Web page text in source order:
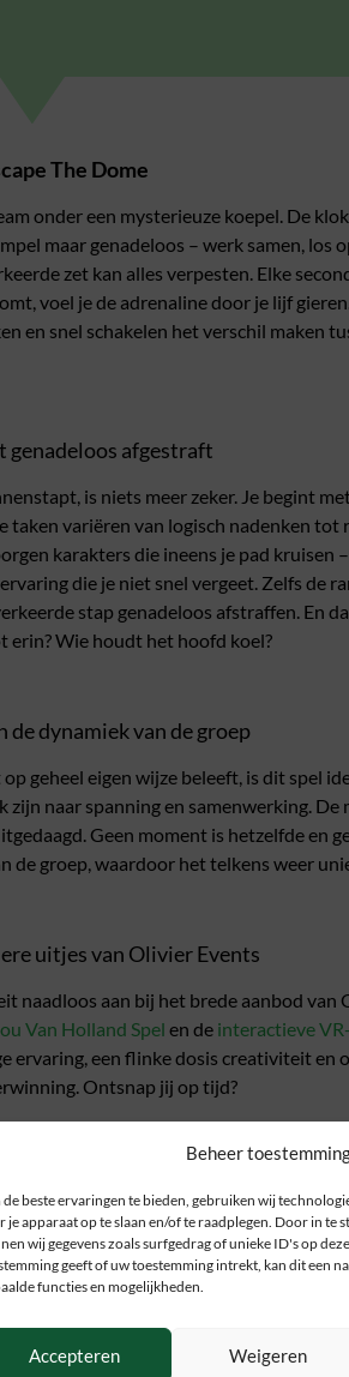
Beheer
de beste ervaringen te bieden, gebruiken wij
je apparaat op te slaan en/of te raadplegen. Door in te
wij gegevens zoals surfgedrag of unieke ID's op
geeft of uw toestemming intrekt, kan dit een
functies en mogelijkheden.
Accepteren Weigeren
The Dome
onder een mysterieuze koepel. De
maar genadeloos – werk samen,
zet kan alles verpesten. Elke
voel je de adrenaline door je lijf
en snel schakelen het verschil maken
genadeloos afgestraft
is niets meer zeker. Je begint
taken variëren van logisch nadenken tot
karakters die ineens je pad kruisen
die je niet snel vergeet. Zelfs de
stap genadeloos afstraffen. En
Wie houdt het hoofd koel?
de dynamiek van de groep
geheel eigen wijze beleeft, is dit spel
zijn naar spanning en samenwerking.
Geen moment is hetzelfde en
de groep, waardoor het telkens weer
uitjes van Olivier Events
naadloos aan bij het brede aanbod van
Van Holland Spel en de interactieve
ervaring, een flinke dosis creativiteit
Ontsnap jij op tijd?